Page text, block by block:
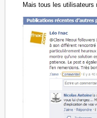
Mais tous les utilisateurs